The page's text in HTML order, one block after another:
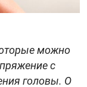
можно
с
головы. О